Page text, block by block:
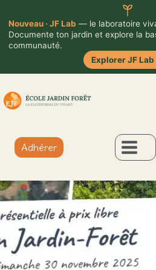
Nouveau · JF Lab — le laboratoire
Documente ton jardin et explore la
communauté.
Explorer JF Lab
au
Adhérer